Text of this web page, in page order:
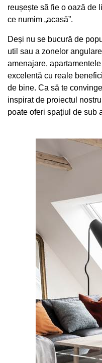
reușește să fie o oază de
ce numim „acasă”.
Deși nu se bucură de
util sau a zonelor
amenajare,
excelentă cu reale
de bine. Ca să te
inspirat de proiectul
poate oferi spațiul de sub